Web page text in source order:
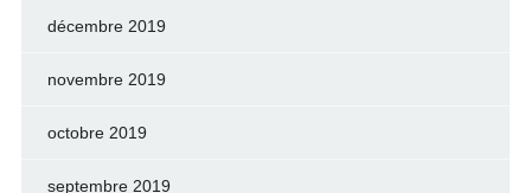
décembre 2019
novembre 2019
octobre 2019
septembre 2019